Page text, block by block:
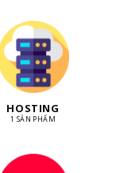
HOSTING
1 SẢN PHẨM